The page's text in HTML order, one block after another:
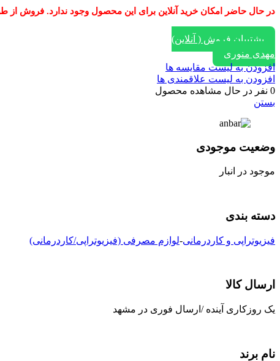
در حال حاضر امکان خرید آنلاین برای این محصول وجود ندارد. فروش از طریق ایتا، واتساپ و یا تماس با
پشتیبان فروش ( آنلاین)
مهدی منوری
افزودن به لیست مقایسه ها
افزودن به لیست علاقمندی ها
0 نفر در حال مشاهده محصول
بستن
وضعیت موجودی
موجود در انبار
دسته بندی
فیزیوتراپی و کاردرمانی-لوازم مصرفی (فیزیوتراپی/کاردرمانی)
ارسال کالا
یک روزکاری آینده /ارسال فوری در مشهد
نام برند